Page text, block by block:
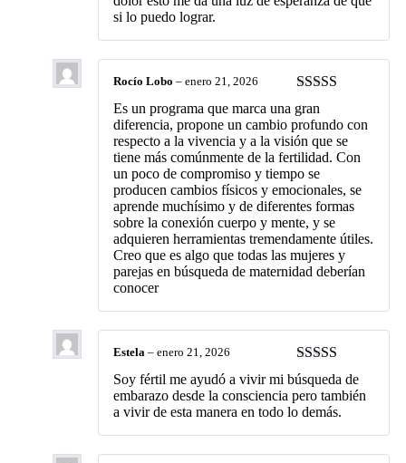
si lo puedo lograr.
Valorado con
5de 5
Rocío Lobo – enero 21, 2026
Es un programa que marca una gran
diferencia, propone un cambio profundo con
respecto a la vivencia y a la visión que se
tiene más comúnmente de la fertilidad. Con
un poco de compromiso y tiempo se
producen cambios físicos y emocionales, se
aprende muchísimo y de diferentes formas
sobre la conexión cuerpo y mente, y se
adquieren herramientas tremendamente útiles.
Creo que es algo que todas las mujeres y
parejas en búsqueda de maternidad deberían
conocer
Valorado con
5de 5
Estela – enero 21, 2026
Soy fértil me ayudó a vivir mi búsqueda de
embarazo desde la consciencia pero también
a vivir de esta manera en todo lo demás.